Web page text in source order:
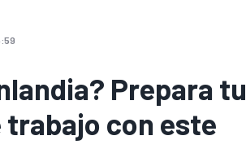
Prepara tu
con este